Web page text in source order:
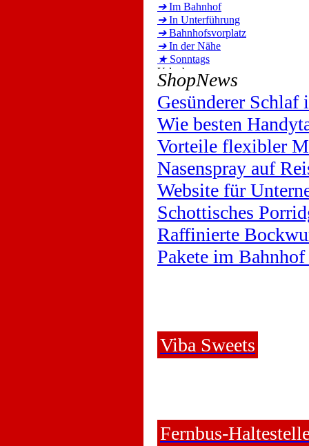
➔Im Bahnhof
➔In Unterführung
➔Bahnhofsvorplatz
➔In der Nähe
★ Sonntags
ShopNews
Gesünderer Schlaf
Wie besten
Vorteile flexibler
Nasenspray auf
Website für
Schottisches
Raffinierte
Pakete im
Viba Sweets
Fernbus-